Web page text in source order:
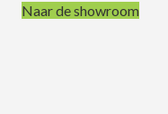
Naar de showroom